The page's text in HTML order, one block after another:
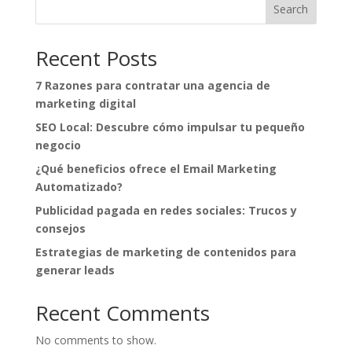
Search
Recent Posts
7 Razones para contratar una agencia de
marketing digital
SEO Local: Descubre cómo impulsar tu pequeño
negocio
¿Qué beneficios ofrece el Email Marketing
Automatizado?
Publicidad pagada en redes sociales: Trucos y
consejos
Estrategias de marketing de contenidos para
generar leads
Recent Comments
No comments to show.